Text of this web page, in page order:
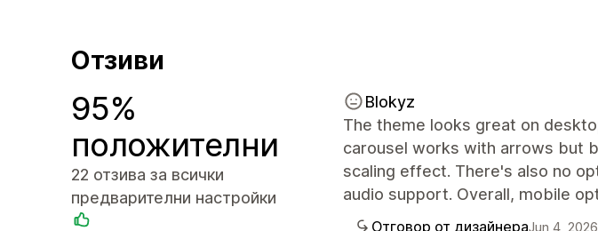
Отзиви
95%
положителни
22 отзива за всички
предварителни настройки
Blokyz
The theme looks great on
carousel works with arrows but
scaling effect. There's also no
audio support. Overall, mobile
Отговор от дизайнераJun 4, 2026